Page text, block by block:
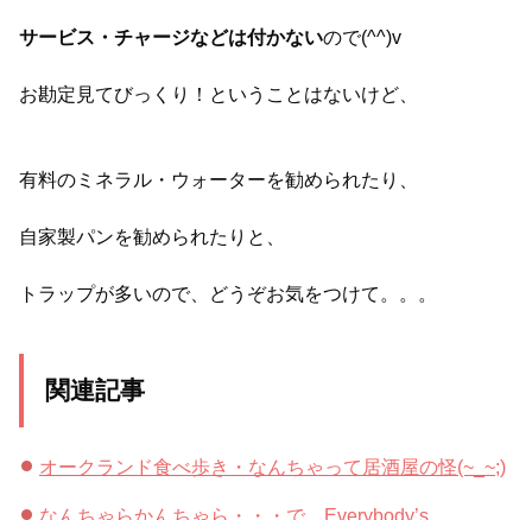
サービス・チャージなどは付かないので(^^)v
お勘定見てびっくり！ということはないけど、
有料のミネラル・ウォーターを勧められたり、
自家製パンを勧められたりと、
トラップが多いので、どうぞお気をつけて。。。
関連記事
オークランド食べ歩き・なんちゃって居酒屋の怪(~_~;)
なんちゃらかんちゃら・・・で、Everybody’s